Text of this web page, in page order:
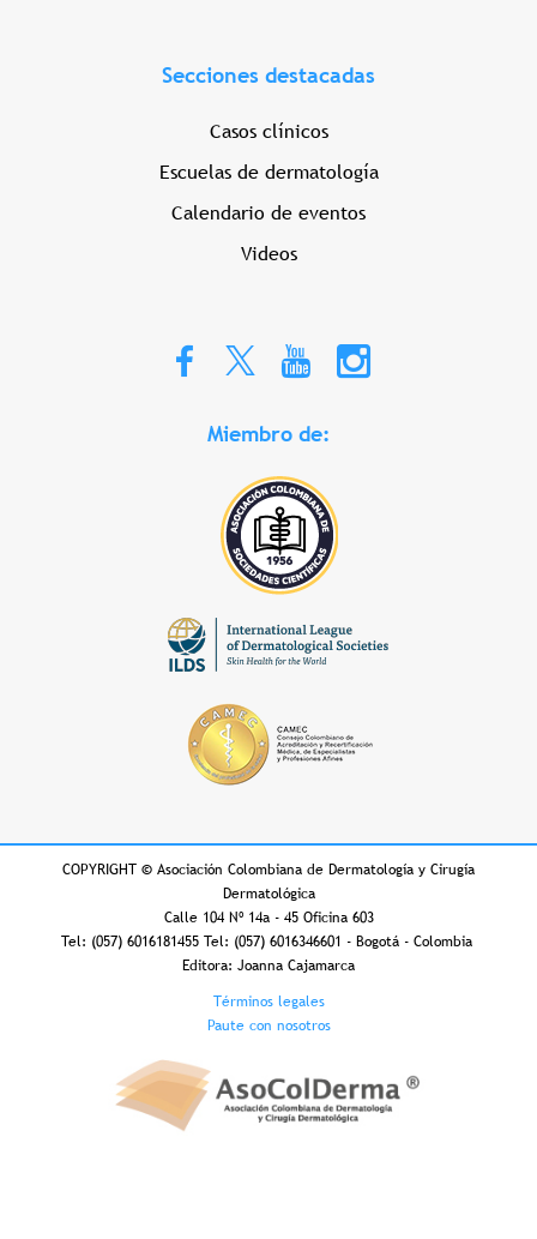
Secciones destacadas
Casos clínicos
Escuelas de dermatología
Calendario de eventos
Videos
Miembro de:
COPYRIGHT © Asociación Colombiana de Dermatología y Cirugía
Dermatológica
Calle 104 Nº 14a - 45 Oficina 603
Tel: (057) 6016181455 Tel: (057) 6016346601 - Bogotá - Colombia
Editora: Joanna Cajamarca
Términos legales
Paute con nosotros